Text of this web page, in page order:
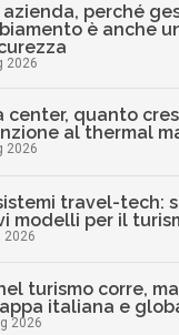
azienda, perché
è anche
2026
center, quanto
al thermal
2026
travel-tech:
modelli per il
2026
nel turismo corre,
italiana e
2026